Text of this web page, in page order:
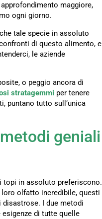
maggiore,
ogni giorno.
che tale specie in assoluto
di questo alimento, e
le aziende
o peggio ancora di
stratagemmi per tenere
puntano tutto sull’unica
geniali
topi in assoluto preferiscono.
olfatto incredibile, questi
I due metodi
esigenze di tutte quelle